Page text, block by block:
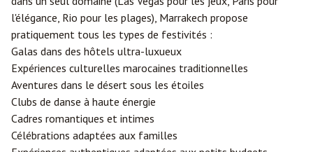
l'élégance, Rio pour les plages), Marrakech propose
pratiquement tous les types de festivités :
Galas dans des hôtels ultra-luxueux
Expériences culturelles marocaines traditionnelles
Aventures dans le désert sous les étoiles
Clubs de danse à haute énergie
Cadres romantiques et intimes
Célébrations adaptées aux familles